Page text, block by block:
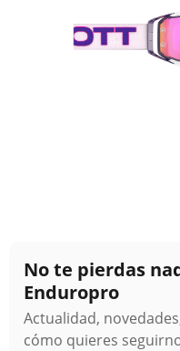
No te pierdas
Enduropro
Actualidad,
cómo quieres